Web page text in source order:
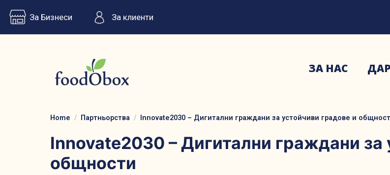
За Бизнеси За клиенти
ЗА НАС
Home Партньорства Innovate2030 – Дигитални граждани за устойчиви градове и
Innovate2030 – Дигитални граждани за
общности